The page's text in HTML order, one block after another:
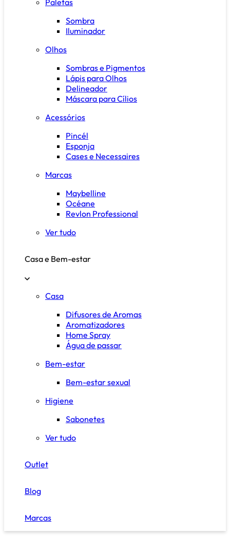
Sombra
Iluminador
Olhos
Sombras e Pigmentos
Lápis para Olhos
Delineador
Máscara para Cílios
Acessórios
Pincél
Esponja
Cases e Necessaires
Marcas
Maybelline
Océane
Revlon Professional
Ver tudo
Casa e Bem-estar
Casa
Difusores de Aromas
Aromatizadores
Home Spray
Água de passar
Bem-estar
Bem-estar sexual
Higiene
Sabonetes
Ver tudo
Outlet
Blog
Marcas